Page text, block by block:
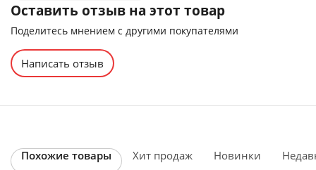
Оставить отзыв на этот товар
Поделитесь мнением с другими покупателями
Написать отзыв
Похожие товары Хит продаж Новинки